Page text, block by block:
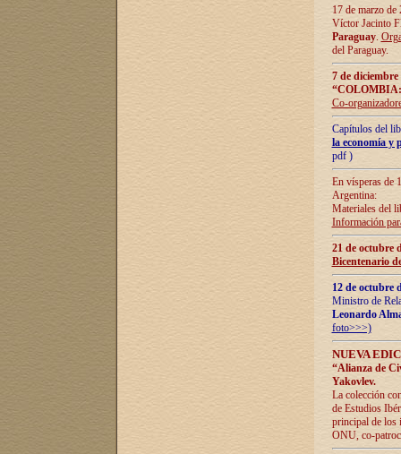
17 de marzo
Víctor Jacinto
Paraguay.
del Paraguay.
7 de
Co-
Capítulos del
la economía y
pdf )
En vísperas de
Argentina:
Materiales del
Información
21 de octubre
Bicentenario
12 de octubre
Ministro de
Leonardo
foto>>>)
NUEVA
“Alianza de
Yakovlev.
La colección
de Estudios
principal de los
ONU, co-